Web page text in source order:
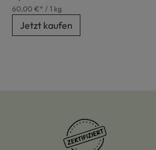
60,00 €* / 1 kg
Jetzt kaufen